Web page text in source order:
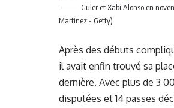
Guler et Xabi Alonso en
Martinez - Getty)
Après des débuts
il avait enfin trouvé sa
dernière. Avec plus de 3
disputées et 14 passes